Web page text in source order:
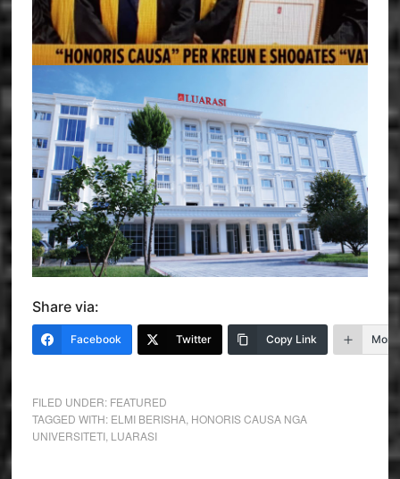
Share via:
Facebook Twitter Copy Link More
FILED UNDER: FEATURED
TAGGED WITH: ELMI BERISHA, HONORIS CAUSA NGA
UNIVERSITETI, LUARASI